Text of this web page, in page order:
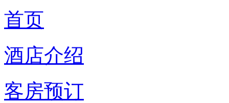
首页
酒店介绍
客房预订